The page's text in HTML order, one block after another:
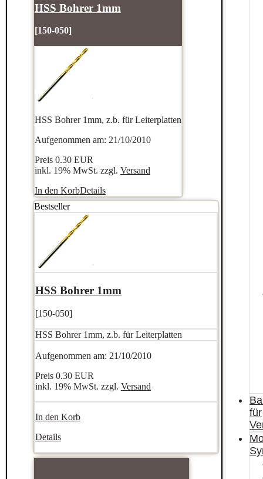
HSS Bohrer 1mm
[150-050]
HSS Bohrer 1mm, z.b. für Leiterplatten
Aufgenommen am: 21/10/2010
Preis 0.30 EUR
inkl. 19% MwSt. zzgl. Versand
In den KorbDetails
Bestseller
HSS Bohrer 1mm
[150-050]
HSS Bohrer 1mm, z.b. für Leiterplatten
Aufgenommen am: 21/10/2010
Preis 0.30 EUR
inkl. 19% MwSt. zzgl. Versand
In den Korb
Details
für